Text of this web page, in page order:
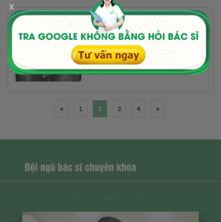
BỆNH ĐƯỜNG TIẾT NIỆU
Buồn tiểu nhiều lần: Vì đâu nên
nỗi? Điều trị ở đâu?
« 1 2 3 4 »
Đội ngũ bác sĩ chuyên khoa
x